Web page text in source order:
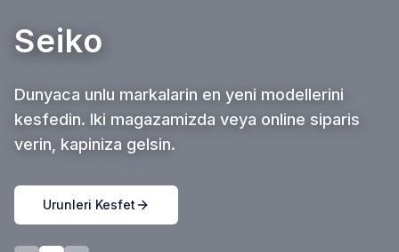
Seiko
Dunyaca unlu markalarin en yeni modellerini
kesfedin. Iki magazamizda veya online siparis
verin, kapiniza gelsin.
Urunleri Kesfet